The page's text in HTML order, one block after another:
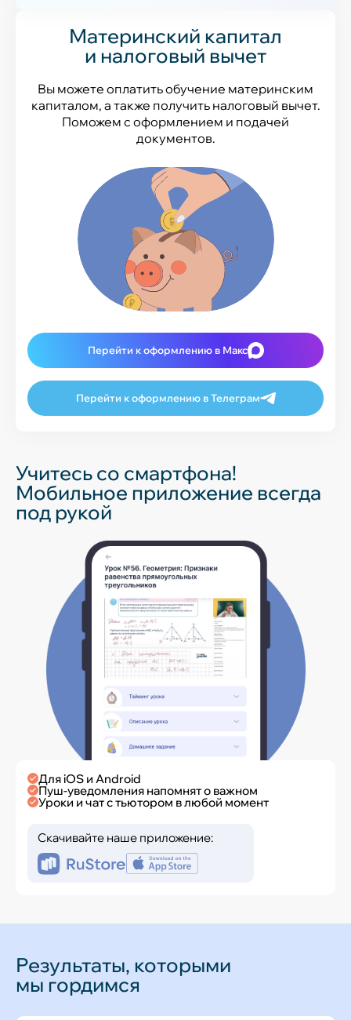
Материнский капитал
и налоговый вычет
Вы можете оплатить обучение материнским
капиталом, а также получить налоговый вычет.
Поможем с оформлением и подачей
документов.
Перейти к оформлению в Макс
Перейти к оформлению в Телеграм
Учитесь со смартфона!
Мобильное приложение всегда
под рукой
Для iOS и Android
Пуш-уведомления напомнят о важном
Уроки и чат с тьютором в любой момент
Скачивайте наше приложение:
Результаты, которыми
мы гордимся